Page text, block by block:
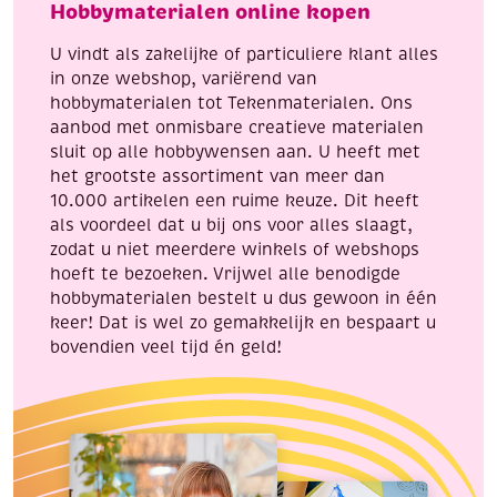
aantal
Hobbymaterialen online kopen
U vindt als zakelijke of particuliere klant alles
in onze webshop, variërend van
hobbymaterialen tot Tekenmaterialen. Ons
aanbod met onmisbare creatieve materialen
sluit op alle hobbywensen aan. U heeft met
het grootste assortiment van meer dan
10.000 artikelen een ruime keuze. Dit heeft
als voordeel dat u bij ons voor alles slaagt,
zodat u niet meerdere winkels of webshops
hoeft te bezoeken. Vrijwel alle benodigde
hobbymaterialen bestelt u dus gewoon in één
keer! Dat is wel zo gemakkelijk en bespaart u
bovendien veel tijd én geld!